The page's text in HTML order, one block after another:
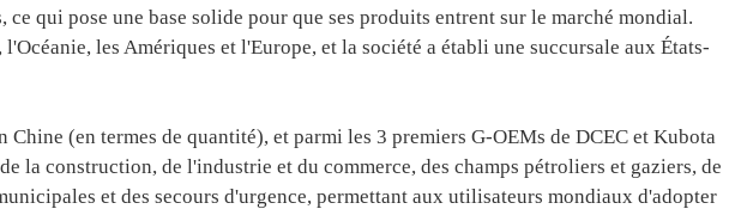
qui pose une base solide pour que ses produits entrent sur le marché mondial.
les Amériques et l'Europe, et la société a établi une succursale aux États-
(en termes de quantité), et parmi les 3 premiers G-OEMs de DCEC et Kubota
la construction, de l'industrie et du commerce, des champs pétroliers et gaziers, de
et des secours d'urgence, permettant aux utilisateurs mondiaux d'adopter